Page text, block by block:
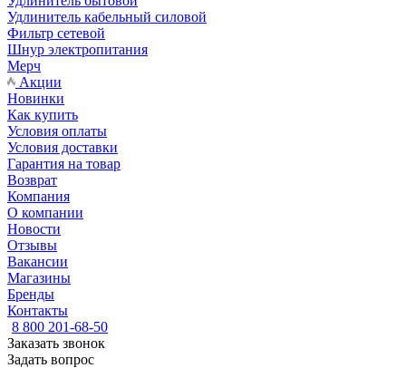
Удлинитель кабельный силовой
Фильтр сетевой
Шнур электропитания
Мерч
Акции
Новинки
Как купить
Условия оплаты
Условия доставки
Гарантия на товар
Возврат
Компания
О компании
Новости
Отзывы
Вакансии
Магазины
Бренды
Контакты
8 800 201-68-50
Заказать звонок
Задать вопрос